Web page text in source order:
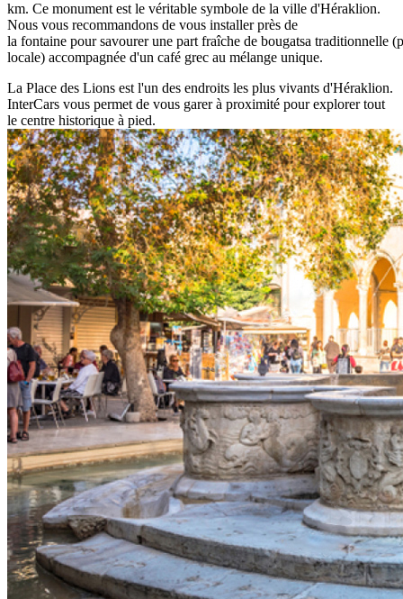
km. Ce monument est le véritable symbole de la ville d'Héraklion.
Nous vous recommandons de vous installer près de
la fontaine pour savourer une part fraîche de bougatsa traditionnelle
locale) accompagnée d'un café grec au mélange unique.
La Place des Lions est l'un des endroits les plus vivants d'Héraklion.
InterCars vous permet de vous garer à proximité pour explorer tout
le centre historique à pied.